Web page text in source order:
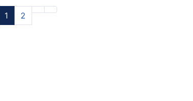
1 2